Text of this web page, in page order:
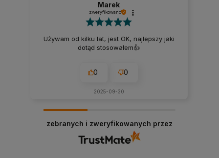
Marek
zweryfikowano
Używam od kilku lat, jest OK, najlepszy jaki
dotąd stosowałem👍️
0 0
2025-09-30
zebranych i zweryfikowanych przez